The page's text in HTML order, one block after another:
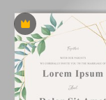
Premium